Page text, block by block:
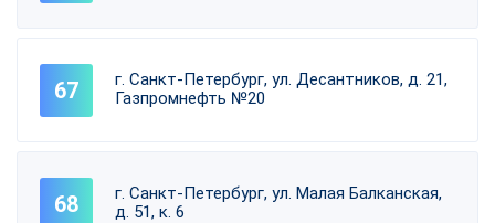
г. Санкт-Петербург, ул. Десантников, д. 21,
Газпромнефть №20
г. Санкт-Петербург, ул. Малая Балканская,
д. 51, к. 6